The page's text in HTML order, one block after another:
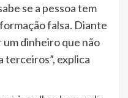
se a pessoa tem
falsa. Diante
dinheiro que não
terceiros”, explica